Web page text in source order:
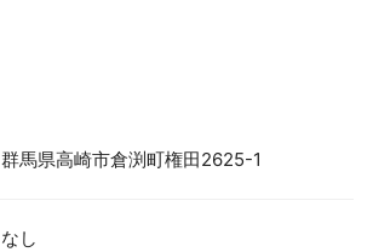
群馬県高崎市倉渕町権田2625-1
なし